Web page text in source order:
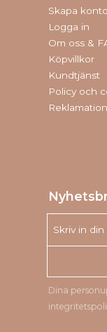
Skapa konto
Logga in
Om oss &
Köpvillkor
Kundtjänst
Policy och
Dina